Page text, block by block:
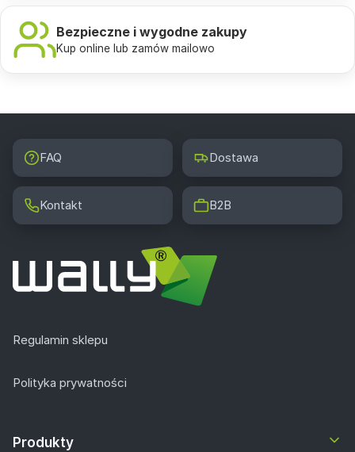
Bezpieczne i wygodne zakupy
Kup online lub zamów mailowo
FAQ Dostawa
Kontakt B2B
Regulamin sklepu
Polityka prywatności
Produkty